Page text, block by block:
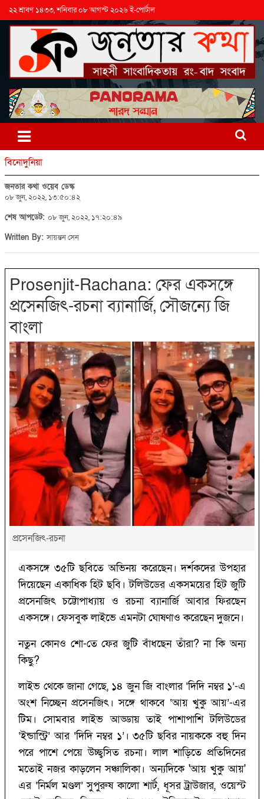
২২ শ্রাবণ ১৪৩৩, শনিবার ০৮ আগস্ট ২০২৬ ই-পোর্টাল
বিনোদুনিয়া
জনতার কথা ওয়েব ডেস্ক
০৮ জুন, ২০২২, ১৩:৫০:৪২
শেষ আপডেট: ০৮ জুন, ২০২২, ১৭:২০:৪৯
Written By:সায়ন্তন সেন
Prosenjit-Rachana: ফের একসঙ্গে
প্রসেনজিৎ-রচনা ব্যানার্জি, সৌজন্যে জি
বাংলা
প্রসেনজিৎ-রচনা
একসঙ্গে ৩৫টি ছবিতে অভিনয় করেছেন। দর্শকদের উপহার
দিয়েছেন একাধিক হিট ছবি। টলিউডের একসময়ের হিট জুটি
প্রসেনজিৎ চট্টোপাধ্যায় ও রচনা ব্যানার্জি আবার ফিরছেন
একসঙ্গে। ফেসবুক লাইভে এমনটা ঘোষণাও করেছেন দুজনে।‌
নতুন কোনও শো-তে ফের জুটি বাঁধছেন তাঁরা? না কি অন্য
কিছু?
লাইভ থেকে জানা গেছে, ১৪ জুন জি বাংলার ‘দিদি নম্বর ১’-এ
অংশ নিচ্ছেন প্রসেনজিৎ। সঙ্গে থাকবে ‘আয় খুকু আয়’-এর
টিম। সোমবার লাইভ আড্ডায় তাই পাশাপাশি টলিউডের
‘ইন্ডাস্ট্রি’ আর ‘দিদি নম্বর ১’। ৩৫টি ছবির নায়ককে বহু দিন
পরে পাশে পেয়ে উচ্ছ্বসিত রচনা। লাল শাড়িতে প্রতিদিনের
মতোই নজর কাড়লেন সঞ্চালিকা। অন্যদিকে 'আয় খুকু আয়'
এর ‘নির্মল মণ্ডল’ সুপুরুষ কালো শার্ট, ধূসর ট্রাউজার, ওয়েস্ট